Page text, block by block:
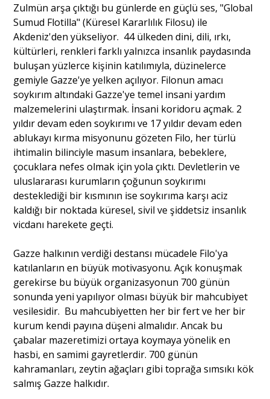
Zulmün arşa çıktığı bu günlerde en güçlü ses, "Global
Sumud Flotilla" (Küresel Kararlılık Filosu) ile
Akdeniz'den yükseliyor. 44 ülkeden dini, dili, ırkı,
kültürleri, renkleri farklı yalnızca insanlık paydasında
buluşan yüzlerce kişinin katılımıyla, düzinelerce
gemiyle Gazze'ye yelken açılıyor. Filonun amacı
soykırım altındaki Gazze'ye temel insani yardım
malzemelerini ulaştırmak. İnsani koridoru açmak. 2
yıldır devam eden soykırımı ve 17 yıldır devam eden
ablukayı kırma misyonunu gözeten Filo, her türlü
ihtimalin bilinciyle masum insanlara, bebeklere,
çocuklara nefes olmak için yola çıktı. Devletlerin ve
uluslararası kurumların çoğunun soykırımı
desteklediği bir kısmının ise soykırıma karşı aciz
kaldığı bir noktada küresel, sivil ve şiddetsiz insanlık
vicdanı harekete geçti.
Gazze halkının verdiği destansı mücadele Filo'ya
katılanların en büyük motivasyonu. Açık konuşmak
gerekirse bu büyük organizasyonun 700 günün
sonunda yeni yapılıyor olması büyük bir mahcubiyet
vesilesidir. Bu mahcubiyetten her bir fert ve her bir
kurum kendi payına düşeni almalıdır. Ancak bu
çabalar mazeretimizi ortaya koymaya yönelik en
hasbi, en samimi gayretlerdir. 700 günün
kahramanları, zeytin ağaçları gibi toprağa sımsıkı kök
salmış Gazze halkıdır.